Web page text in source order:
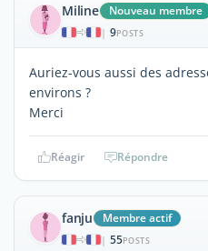
Miline Nouveau membre
| 9POSTS
Auriez-vous aussi des
environs ?
Merci
Réagir Répondre
fanju Membre actif
| 55POSTS